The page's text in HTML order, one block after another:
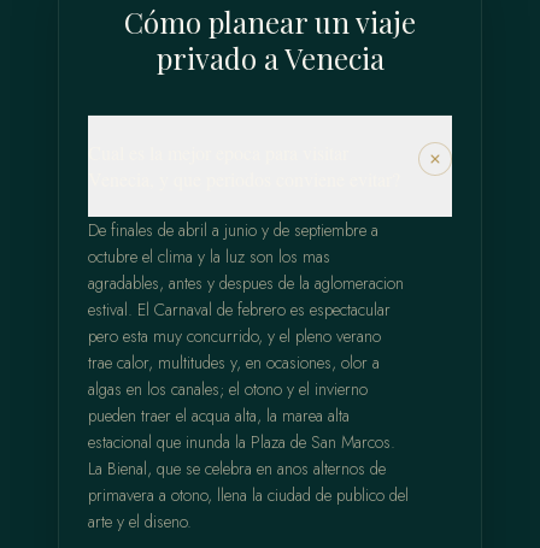
Cómo planear un viaje
privado a Venecia
De finales de abril a junio y de septiembre a
octubre el clima y la luz son los mas
agradables, antes y despues de la aglomeracion
estival. El Carnaval de febrero es espectacular
pero esta muy concurrido, y el pleno verano
trae calor, multitudes y, en ocasiones, olor a
algas en los canales; el otono y el invierno
pueden traer el acqua alta, la marea alta
estacional que inunda la Plaza de San Marcos.
La Bienal, que se celebra en anos alternos de
primavera a otono, llena la ciudad de publico del
arte y el diseno.